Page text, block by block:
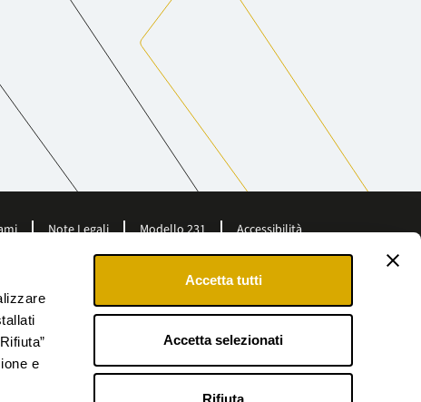
e
Accetta tutti
Accetta selezionati
Rifiuta
Note Legali Modello 231 Accessibilità